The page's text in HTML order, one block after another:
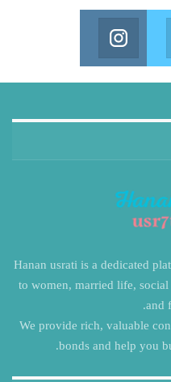
Join us
Twitter
Join us on Twitter
Hanan usrati is a dedicated
to women, married life,
and
We provide rich, valuable
bonds and help you